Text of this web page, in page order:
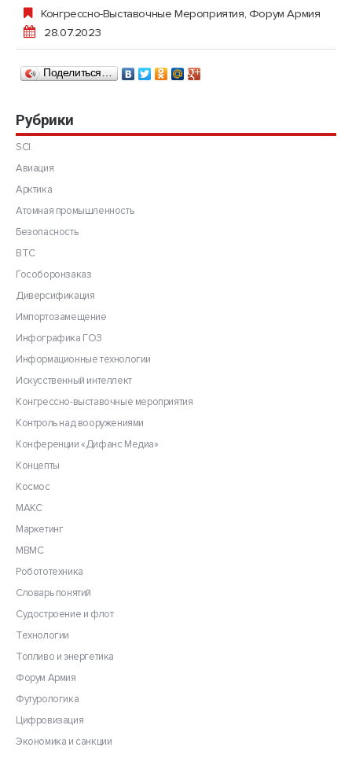
Конгрессно-Выставочные Мероприятия, Форум Армия
28.07.2023
Поделиться…
Рубрики
SCI.
Авиация
Арктика
Атомная промышленность
Безопасность
ВТС
Гособоронзаказ
Диверсификация
Импортозамещение
Инфографика ГОЗ
Информационные технологии
Искусственный интеллект
Конгрессно-выставочные мероприятия
Контроль над вооружениями
Конференции «Дифанс Медиа»
Концепты
Космос
МАКС
Маркетинг
МВМС
Робототехника
Словарь понятий
Судостроение и флот
Технологии
Топливо и энергетика
Форум Армия
Футурологика
Цифровизация
Экономика и санкции